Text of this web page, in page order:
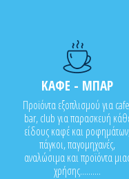
ΚΑΦΕ - ΜΠΑΡ
Προϊόντα εξοπλισμού για
bar, club για παρασκευή
είδους καφέ και
πάγκοι, παγομηχανές,
αναλώσιμα και προϊόντα
χρήσης..........